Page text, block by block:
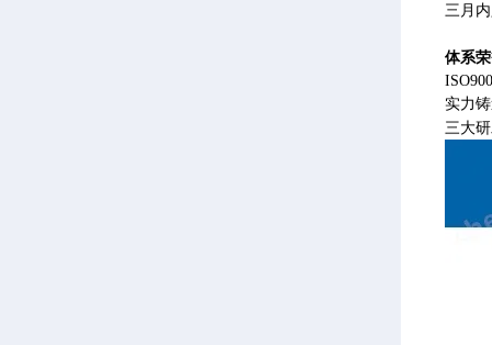
三月
体系
实力
三大